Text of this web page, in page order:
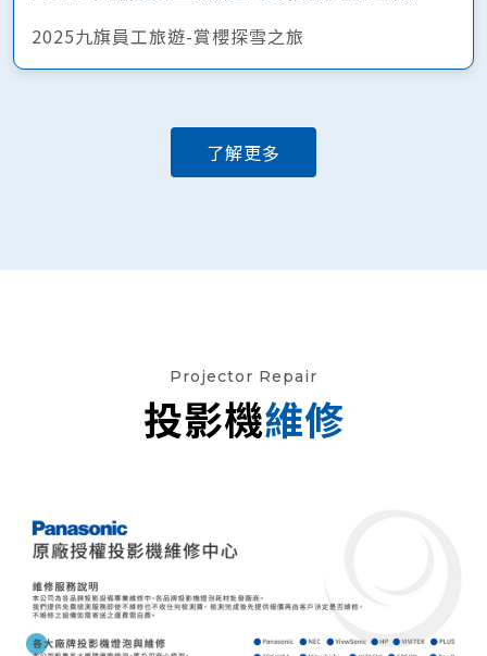
2025九旗員工旅遊-賞櫻探雪之旅
了解更多
Projector Repair
投影機維修